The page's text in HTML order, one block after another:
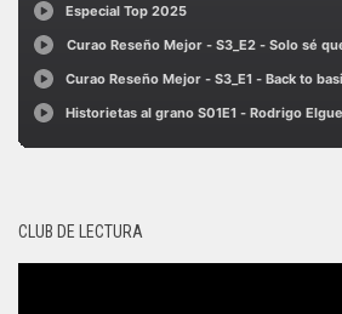
CLUB DE LECTURA